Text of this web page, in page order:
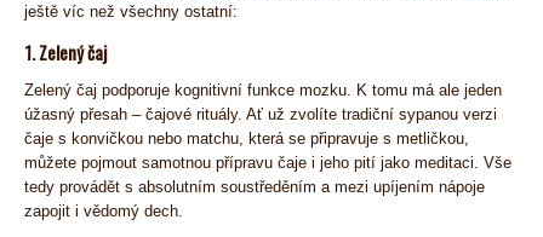
ještě víc než všechny ostatní:
1. Zelený čaj
Zelený čaj podporuje kognitivní funkce mozku. K tomu má ale jeden
úžasný přesah – čajové rituály. Ať už zvolíte tradiční sypanou verzi
čaje s konvičkou nebo matchu, která se připravuje s metličkou,
můžete pojmout samotnou přípravu čaje i jeho pití jako meditaci. Vše
tedy provádět s absolutním soustředěním a mezi upíjením nápoje
zapojit i vědomý dech.